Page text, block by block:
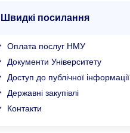
Швидкі посилання
Оплата послуг НМУ
Документи Університету
Доступ до публічної інформації
Державні закупівлі
Контакти